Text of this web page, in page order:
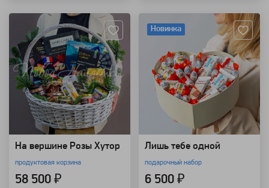
На вершине Розы Хутор
продуктовая корзина
58 500 ₽
Новинка
Лишь тебе одной
подарочный набор
6 500 ₽